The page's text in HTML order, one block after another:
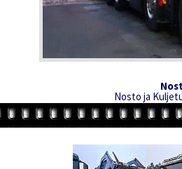
Nosto ja